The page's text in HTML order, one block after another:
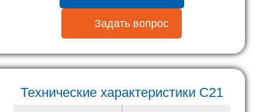
Задать вопрос
Технические характеристики С21